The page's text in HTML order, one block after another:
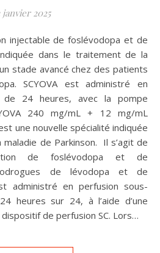
janvier 2025
dans le traitement de la
stade avancé chez des patients
SCYOVA est administré en
de 24 heures, avec la pompe
240 mg/mL + 12 mg/mL
une nouvelle spécialité indiquée
de Parkinson. Il s’agit de
de foslévodopa et de
de lévodopa et de
administré en perfusion sous-
heures sur 24, à l’aide d’une
de perfusion SC. Lors…